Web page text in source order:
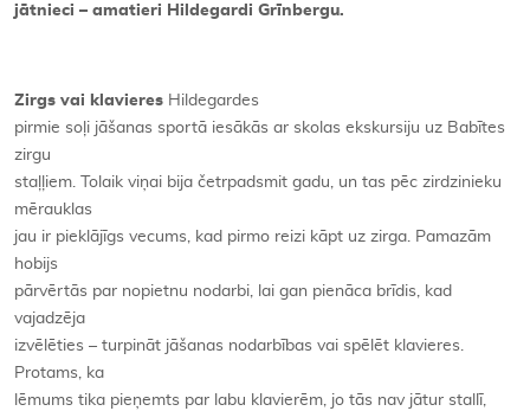
jātnieci – amatieri Hildegardi Grīnbergu.
Zirgs vai klavieres Hildegardes
pirmie soļi jāšanas sportā iesākās ar skolas ekskursiju uz Babītes
zirgu
staļļiem. Tolaik viņai bija četrpadsmit gadu, un tas pēc zirdzinieku
mērauklas
jau ir pieklājīgs vecums, kad pirmo reizi kāpt uz zirga. Pamazām
hobijs
pārvērtās par nopietnu nodarbi, lai gan pienāca brīdis, kad
vajadzēja
izvēlēties – turpināt jāšanas nodarbības vai spēlēt klavieres.
Protams, ka
lēmums tika pieņemts par labu klavierēm, jo tās nav jātur stallī,